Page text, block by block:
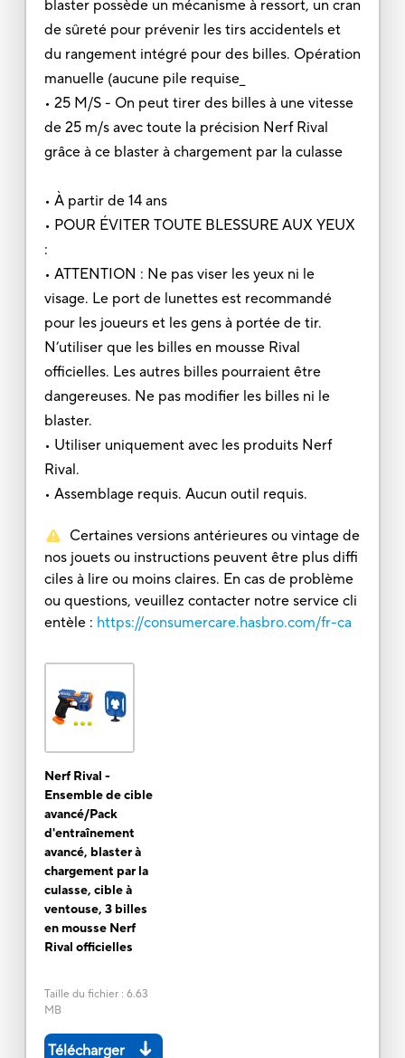
blaster possède un mécanisme à ressort, un cran
de sûreté pour prévenir les tirs accidentels et
du rangement intégré pour des billes. Opération
manuelle (aucune pile requise_
• 25 M/S - On peut tirer des billes à une vitesse
de 25 m/s avec toute la précision Nerf Rival
grâce à ce blaster à chargement par la culasse
• À partir de 14 ans
• POUR ÉVITER TOUTE BLESSURE AUX YEUX
:
• ATTENTION : Ne pas viser les yeux ni le
visage. Le port de lunettes est recommandé
pour les joueurs et les gens à portée de tir.
N’utiliser que les billes en mousse Rival
officielles. Les autres billes pourraient être
dangereuses. Ne pas modifier les billes ni le
blaster.
• Utiliser uniquement avec les produits Nerf
Rival.
• Assemblage requis. Aucun outil requis.
Certaines versions antérieures ou vintage de
nos jouets ou instructions peuvent être plus diffi
ciles à lire ou moins claires. En cas de problème
ou questions, veuillez contacter notre service cli
entèle : https://consumercare.hasbro.com/fr-ca
Nerf Rival -
Ensemble de cible
avancé/Pack
d'entraînement
avancé, blaster à
chargement par la
culasse, cible à
ventouse, 3 billes
en mousse Nerf
Rival officielles
Taille du fichier: 6.63
MB
Télécharger